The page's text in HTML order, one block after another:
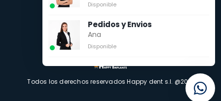
Todos los derechos reservados Happy dent s.l. @2021
Disponible
Pedidos y Envios
Ana
Disponible